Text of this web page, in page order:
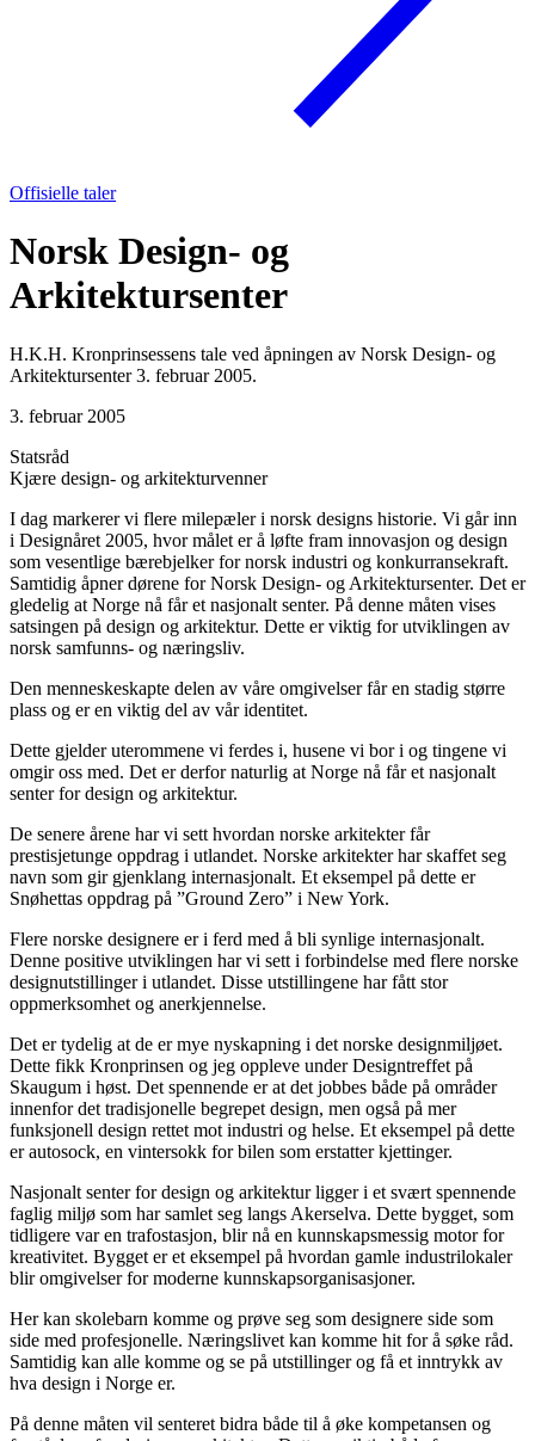
Offisielle taler
Norsk Design- og
Arkitektursenter
H.K.H. Kronprinsessens tale ved åpningen av Norsk Design- og
Arkitektursenter 3. februar 2005.
3. februar 2005
Statsråd
Kjære design- og arkitekturvenner
I dag markerer vi flere milepæler i norsk designs historie. Vi går inn
i Designåret 2005, hvor målet er å løfte fram innovasjon og design
som vesentlige bærebjelker for norsk industri og konkurransekraft.
Samtidig åpner dørene for Norsk Design- og Arkitektursenter. Det er
gledelig at Norge nå får et nasjonalt senter. På denne måten vises
satsingen på design og arkitektur. Dette er viktig for utviklingen av
norsk samfunns- og næringsliv.
Den menneskeskapte delen av våre omgivelser får en stadig større
plass og er en viktig del av vår identitet.
Dette gjelder uterommene vi ferdes i, husene vi bor i og tingene vi
omgir oss med. Det er derfor naturlig at Norge nå får et nasjonalt
senter for design og arkitektur.
De senere årene har vi sett hvordan norske arkitekter får
prestisjetunge oppdrag i utlandet. Norske arkitekter har skaffet seg
navn som gir gjenklang internasjonalt. Et eksempel på dette er
Snøhettas oppdrag på ”Ground Zero” i New York.
Flere norske designere er i ferd med å bli synlige internasjonalt.
Denne positive utviklingen har vi sett i forbindelse med flere norske
designutstillinger i utlandet. Disse utstillingene har fått stor
oppmerksomhet og anerkjennelse.
Det er tydelig at de er mye nyskapning i det norske designmiljøet.
Dette fikk Kronprinsen og jeg oppleve under Designtreffet på
Skaugum i høst. Det spennende er at det jobbes både på områder
innenfor det tradisjonelle begrepet design, men også på mer
funksjonell design rettet mot industri og helse. Et eksempel på dette
er autosock, en vintersokk for bilen som erstatter kjettinger.
Nasjonalt senter for design og arkitektur ligger i et svært spennende
faglig miljø som har samlet seg langs Akerselva. Dette bygget, som
tidligere var en trafostasjon, blir nå en kunnskapsmessig motor for
kreativitet. Bygget er et eksempel på hvordan gamle industrilokaler
blir omgivelser for moderne kunnskapsorganisasjoner.
Her kan skolebarn komme og prøve seg som designere side som
side med profesjonelle. Næringslivet kan komme hit for å søke råd.
Samtidig kan alle komme og se på utstillinger og få et inntrykk av
hva design i Norge er.
På denne måten vil senteret bidra både til å øke kompetansen og